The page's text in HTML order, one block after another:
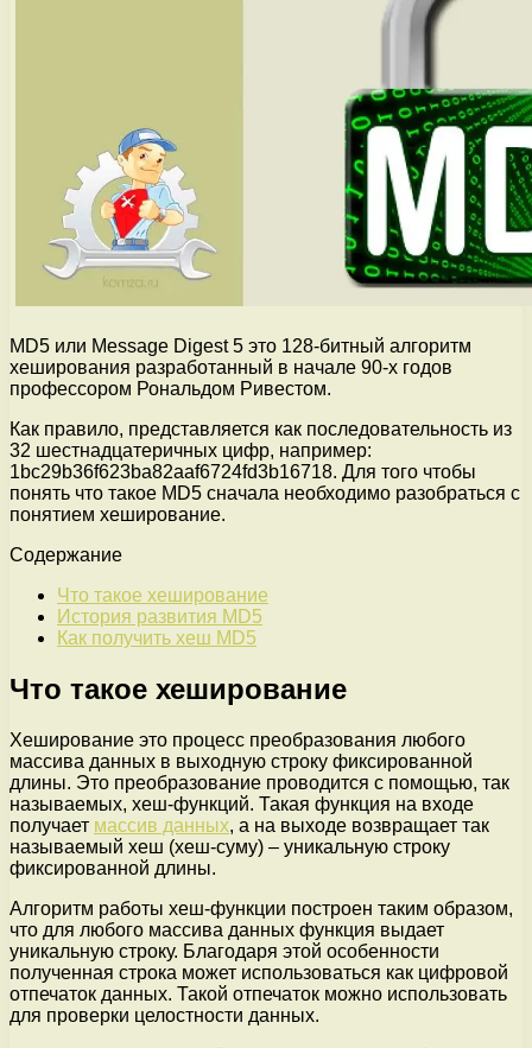
MD5 или Message Digest 5 это 128-битный алгоритм
хеширования разработанный в начале 90-х годов
профессором Рональдом Ривестом.
Как правило, представляется как последовательность из
32 шестнадцатеричных цифр, например:
1bc29b36f623ba82aaf6724fd3b16718. Для того чтобы
понять что такое MD5 сначала необходимо разобраться с
понятием хеширование.
Содержание
Что такое хеширование
История развития MD5
Как получить хеш MD5
Что такое хеширование
Хеширование это процесс преобразования любого
массива данных в выходную строку фиксированной
длины. Это преобразование проводится с помощью, так
называемых, хеш-функций. Такая функция на входе
получает массив данных, а на выходе возвращает так
называемый хеш (хеш-суму) – уникальную строку
фиксированной длины.
Алгоритм работы хеш-функции построен таким образом,
что для любого массива данных функция выдает
уникальную строку. Благодаря этой особенности
полученная строка может использоваться как цифровой
отпечаток данных. Такой отпечаток можно использовать
для проверки целостности данных.